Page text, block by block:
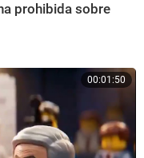
prohibida sobre
00:01:50